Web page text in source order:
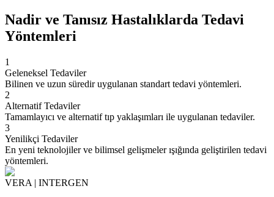
Nadir ve Tanısız Hastalıklarda Tedavi
Yöntemleri
1
Geleneksel Tedaviler
Bilinen ve uzun süredir uygulanan standart tedavi yöntemleri.
2
Alternatif Tedaviler
Tamamlayıcı ve alternatif tıp yaklaşımları ile uygulanan tedaviler.
3
Yenilikçi Tedaviler
En yeni teknolojiler ve bilimsel gelişmeler ışığında geliştirilen tedavi
yöntemleri.
VERA | INTERGEN